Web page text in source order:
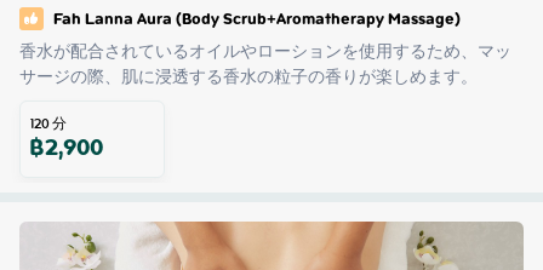
Fah Lanna Aura (Body Scrub+Aromatherapy Massage)
香水が配合されているオイルやローションを使用するため、マッ
サージの際、肌に浸透する香水の粒子の香りが楽しめます。
120分
฿2,900